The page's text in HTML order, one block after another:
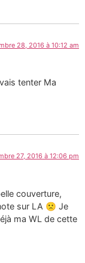
28, 2016 à 10:12 am
tenter Ma
27, 2016 à 12:06 pm
couverture,
sur LA 🙁 Je
ma WL de cette